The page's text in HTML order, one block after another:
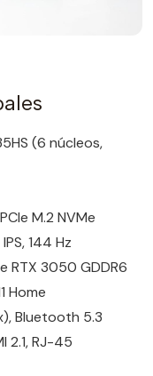
(6 núcleos,
M.2 NVMe
144 Hz
RTX 3050 GDDR6
Home
Bluetooth 5.3
2.1, RJ-45